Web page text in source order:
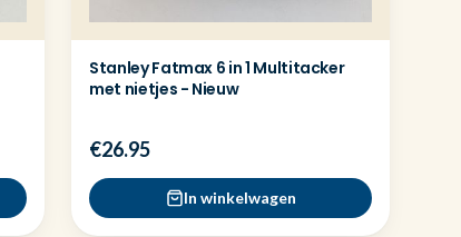
Stanley Fatmax 6 in 1 Multitacker
met nietjes - Nieuw
€26.95
In winkelwagen